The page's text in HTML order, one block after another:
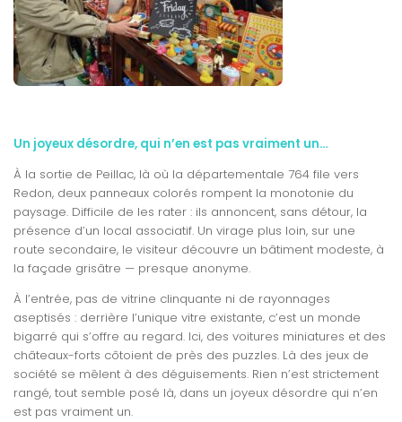
Un joyeux désordre, qui n’en est pas vraiment un…
À la sortie de Peillac, là où la départementale 764 file vers
Redon, deux panneaux colorés rompent la monotonie du
paysage. Difficile de les rater : ils annoncent, sans détour, la
présence d’un local associatif. Un virage plus loin, sur une
route secondaire, le visiteur découvre un bâtiment modeste, à
la façade grisâtre — presque anonyme.
À l’entrée, pas de vitrine clinquante ni de rayonnages
aseptisés : derrière l’unique vitre existante, c’est un monde
bigarré qui s’offre au regard. Ici, des voitures miniatures et des
châteaux-forts côtoient de près des puzzles. Là des jeux de
société se mêlent à des déguisements. Rien n’est strictement
rangé, tout semble posé là, dans un joyeux désordre qui n’en
est pas vraiment un.